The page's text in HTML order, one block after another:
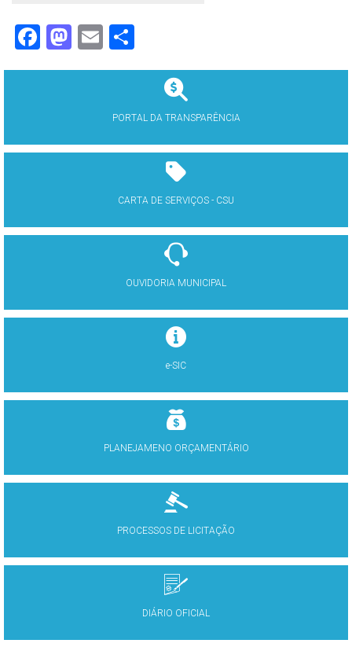
Facebook
Mastodon
Email
PORTAL DA TRANSPARÊNCIA
CARTA DE SERVIÇOS - CSU
OUVIDORIA MUNICIPAL
e-SIC
PLANEJAMENO ORÇAMENTÁRIO
PROCESSOS DE LICITAÇÃO
DIÁRIO OFICIAL